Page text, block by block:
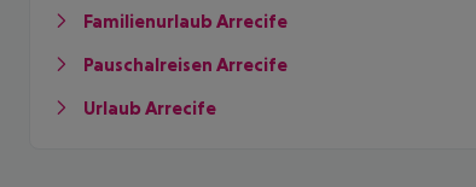
Familienurlaub Arrecife
Pauschalreisen Arrecife
Urlaub Arrecife